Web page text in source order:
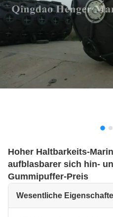
Hoher Haltbarkeits-
aufblasbarer sich hin-
Gummipuffer-Preis
Wesentliche